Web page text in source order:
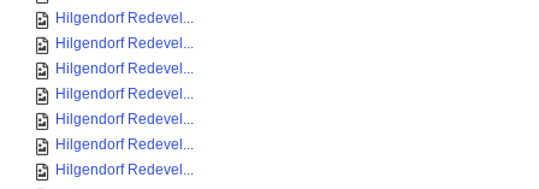
Hilgendorf Redevel...
Hilgendorf Redevel...
Hilgendorf Redevel...
Hilgendorf Redevel...
Hilgendorf Redevel...
Hilgendorf Redevel...
Hilgendorf Redevel...